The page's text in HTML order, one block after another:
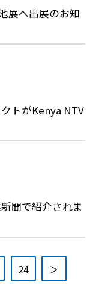
展へ出展のお知
トがKenya NTV
聞で紹介されま
24 ＞